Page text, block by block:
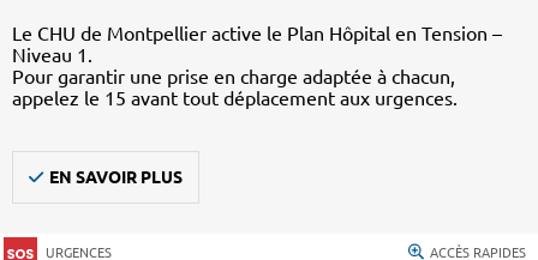
Le CHU de Montpellier active le Plan Hôpital en Tension –
Niveau 1.
Pour garantir une prise en charge adaptée à chacun,
appelez le 15 avant tout déplacement aux urgences.
EN SAVOIR PLUS
URGENCES ACCÈS RAPIDES